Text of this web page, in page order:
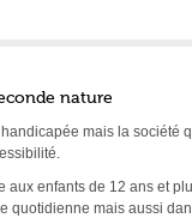
nature
mais la
aux enfants de 12 ans et
quotidienne mais aussi